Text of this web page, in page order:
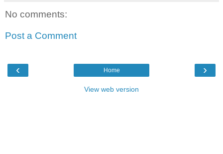
No comments:
Post a Comment
‹ ›
Home
View web version